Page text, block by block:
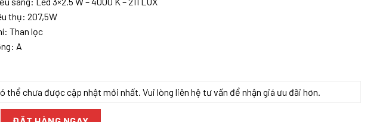
thụ: 207,5W
Than lọc
A
thể chưa được cập nhật mới nhất. Vui lòng liên hệ tư vấn để nhận giá ưu đãi hơn.
ĐÈN ELICA EASY UX WH/F/50 số lượng